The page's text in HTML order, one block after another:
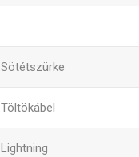
Sötétszürke
Töltökábel
Lightning